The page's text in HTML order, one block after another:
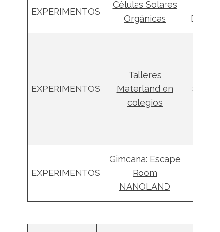
EXPERIMENTOS
Células Solares
Orgánicas
EXPERIMENTOS
Talleres
Materland en
colegios
EXPERIMENTOS
Gimcana: Escape
Room
NANOLAND